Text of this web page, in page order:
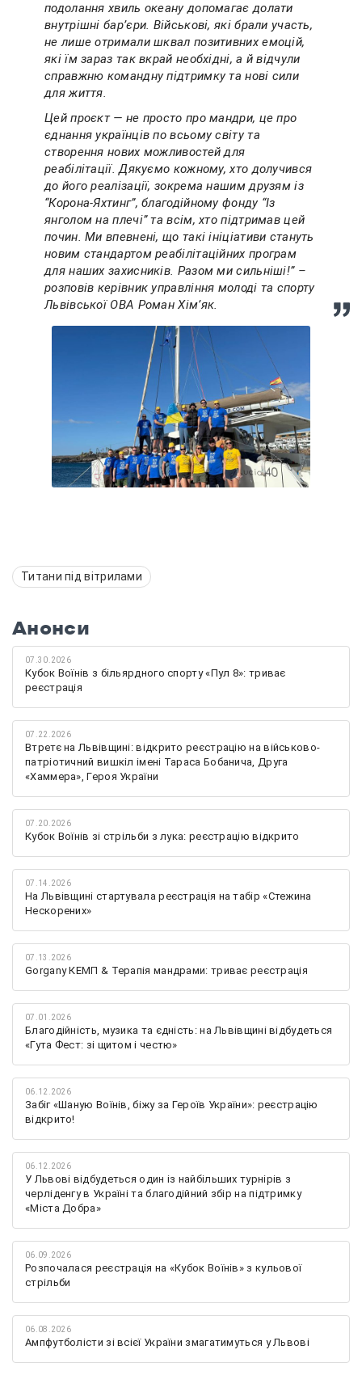
подолання хвиль океану допомагає долати
внутрішні бар’єри. Військові, які брали участь,
не лише отримали шквал позитивних емоцій,
які їм зараз так вкрай необхідні, а й відчули
справжню командну підтримку та нові сили
для життя.
Цей проєкт — не просто про мандри, це про
єднання українців по всьому світу та
створення нових можливостей для
реабілітації. Дякуємо кожному, хто долучився
до його реалізації, зокрема нашим друзям із
“Корона-Яхтинг”, благодійному фонду “Із
янголом на плечі” та всім, хто підтримав цей
почин. Ми впевнені, що такі ініціативи стануть
новим стандартом реабілітаційних програм
для наших захисників. Разом ми сильніші!” –
розповів керівник управління молоді та спорту
Львівської ОВА Роман Хімʼяк.
Титани під вітрилами
Анонси
07.30.2026
Кубок Воїнів з більярдного спорту «Пул 8»: триває
реєстрація
07.22.2026
Втретє на Львівщині: відкрито реєстрацію на військово-
патріотичний вишкіл імені Тараса Бобанича, Друга
«Хаммера», Героя України
07.20.2026
Кубок Воїнів зі стрільби з лука: реєстрацію відкрито
07.14.2026
На Львівщині стартувала реєстрація на табір «Стежина
Нескорених»
07.13.2026
Gorgany КЕМП & Терапія мандрами: триває реєстрація
07.01.2026
Благодійність, музика та єдність: на Львівщині відбудеться
«Гута Фест: зі щитом і честю»
06.12.2026
Забіг «Шаную Воїнів, біжу за Героїв України»: реєстрацію
відкрито!
06.12.2026
У Львові відбудеться один із найбільших турнірів з
черліденгу в Україні та благодійний збір на підтримку
«Міста Добра»
06.09.2026
Розпочалася реєстрація на «Кубок Воїнів» з кульової
стрільби
06.08.2026
Ампфутболісти зі всієї України змагатимуться у Львові